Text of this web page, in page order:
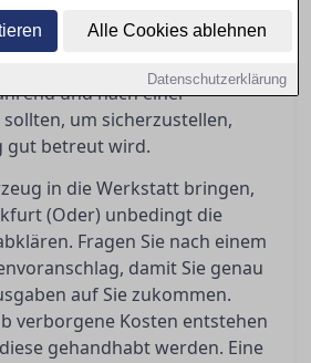
Alle Cookies ablehnen
Datenschutzerklärung
geht – klären Sie diese
Überraschungen zu
und nach einer
um sicherzustellen,
gut betreut wird.
in die Werkstatt bringen,
(Oder) unbedingt die
Fragen Sie nach einem
damit Sie genau
auf Sie zukommen.
verborgene Kosten entstehen
gehandhabt werden. Eine